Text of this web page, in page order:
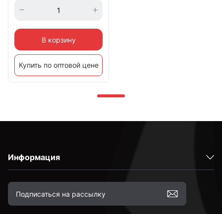
В корзину
Купить по оптовой цене
Информация